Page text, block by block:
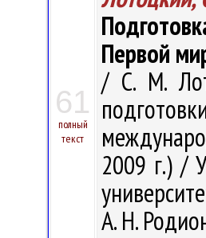
61
полный
текст
Первой
/ С. М.
2009 г.) /
А. Н.